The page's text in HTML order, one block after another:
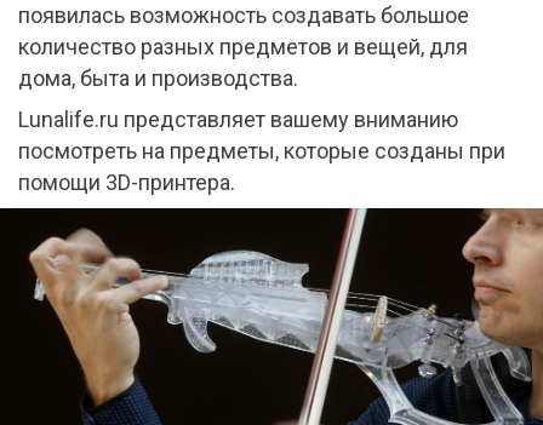
появилась возможность создавать большое
количество разных предметов и вещей, для
дома, быта и производства.
Lunalife.ru представляет вашему вниманию
посмотреть на предметы, которые созданы при
помощи 3D-принтера.